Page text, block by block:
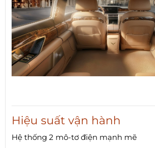
Hiệu suất vận hành
Hệ thống 2 mô-tơ điện mạnh mẽ